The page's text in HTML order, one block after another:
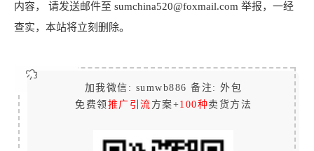
内容， 请发送邮件至 sumchina520@foxmail.com 举报，一经
查实，本站将立刻删除。
加我微信: sumwb886 备注: 外包
免费领 推广引流 方案+100种卖货方法